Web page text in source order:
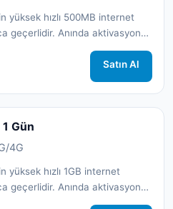
yüksek hızlı 500MB internet
geçerlidir. Anında aktivasyon
Satın Al
1 Gün
4G
yüksek hızlı 1GB internet
geçerlidir. Anında aktivasyon